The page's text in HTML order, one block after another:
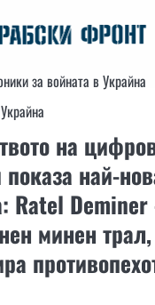
за войната в Украйна
на
показа най-
Ratel
минен